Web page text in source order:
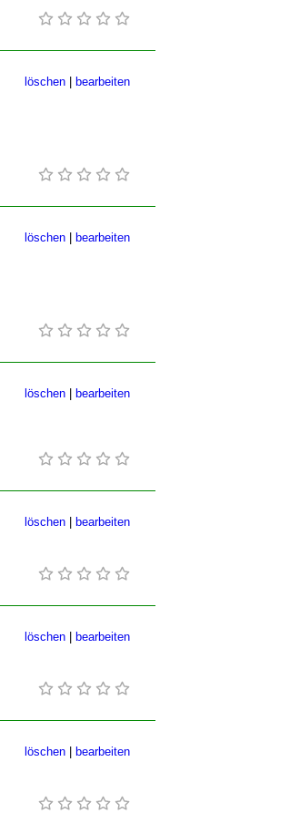
bearbeiten
löschen
bearbeiten
löschen
bearbeiten
löschen
bearbeiten
löschen
bearbeiten
löschen
bearbeiten
löschen